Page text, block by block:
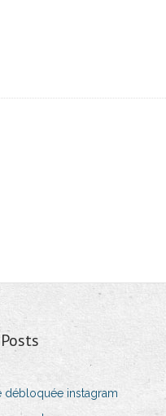
débloquée instagram